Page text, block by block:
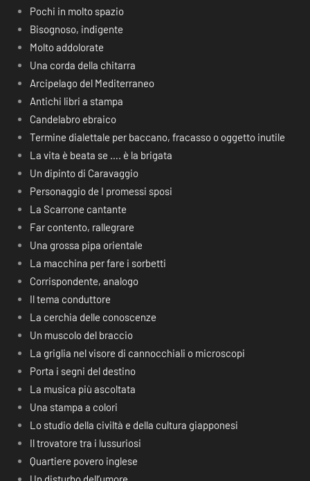
Pochi in molto spazio
Bisognoso, indigente
Molto addolorate
Una corda della chitarra
Arcipelago del Mediterraneo
Antichi libri a stampa
Candelabro ebraico
Termine dialettale per baccano, fracasso o oggetto inutile
La vita è beata se …. è la brigata
Un dipinto di Caravaggio
Personaggio de I promessi sposi
La Scarrone cantante
Far contento, rallegrare
Una grossa pipa orientale
La macchina per fare i sorbetti
Corrispondente, analogo
Il tema conduttore
La cerchia delle conoscenze
Un muscolo del braccio
La griglia nel visore di cannocchiali o microscopi
Porta i segni del destino
La musica più ascoltata
Una stampa a colori
Lo studio della civiltà e della cultura giapponesi
Il trovatore tra i lussuriosi
Quartiere povero inglese